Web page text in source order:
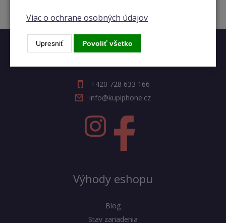
Rýchly kontakt
+420 728 633 166
info@kupiphone.cz
Výhody eshopu
Blog
Stav zariadenia
Viac o ochrane osobných údajov
Upresniť Povoliť všetko